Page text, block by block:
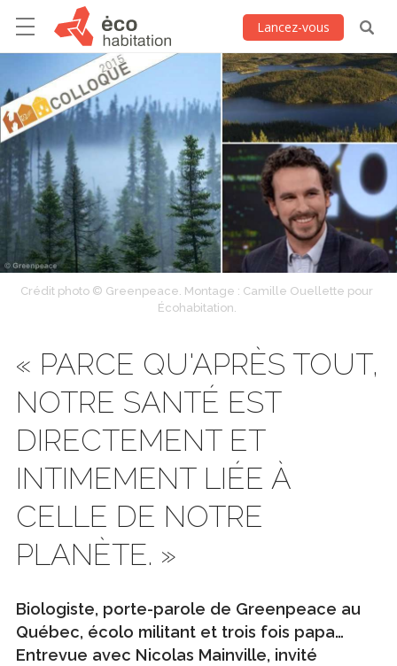
Lancez-vous
Crédit photo © Greenpeace. Montage : Camille Ouellette pour
Écohabitation.
« PARCE QU'APRÈS TOUT,
NOTRE SANTÉ EST
DIRECTEMENT ET
INTIMEMENT LIÉE À
CELLE DE NOTRE
PLANÈTE. »
Biologiste, porte-parole de Greenpeace au
Québec, écolo militant et trois fois papa…
Entrevue avec Nicolas Mainville, invité